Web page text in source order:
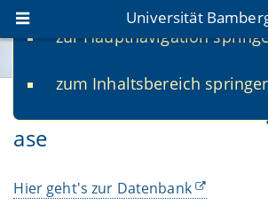
zur Hauptnavigation
zum Inhaltsbereich
Universität
www.uni-bamberg.de
fis.uni-bamberg.de
Online-Tutorial: ATLA
ase
Hier geht's zur Datenbank